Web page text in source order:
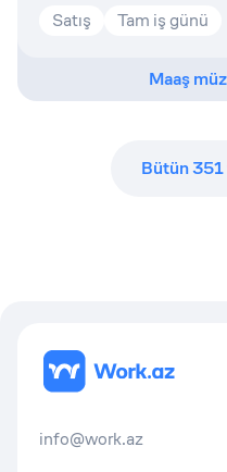
Satış Tam iş günü
Maaş
Bütün351
info@work.az